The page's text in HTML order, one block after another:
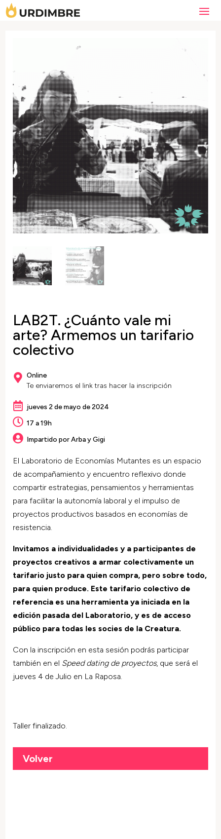
LAB2T. ¿Cuánto vale mi
arte? Armemos un tarifario
colectivo
 Online
Te enviaremos el link tras hacer la inscripción
 jueves 2 de mayo de 2024
 17 a 19h
 Impartido por Arba y Gigi
El Laboratorio de Economías Mutantes es un espacio
de acompañamiento y encuentro reflexivo donde
compartir estrategias, pensamientos y herramientas
para facilitar la autonomía laboral y el impulso de
proyectos productivos basados en economías de
resistencia.
Invitamos a individualidades y a participantes de
proyectos creativos a armar colectivamente un
tarifario justo para quien compra, pero sobre todo,
para quien produce. Este tarifario colectivo de
referencia es una herramienta ya iniciada en la
edición pasada del Laboratorio, y es de acceso
público para todas les socies de la Creatura.
Con la inscripción en esta sesión podrás participar
también en el Speed dating de proyectos, que será el
jueves 4 de Julio en La Raposa.
Taller finalizado.
Volver